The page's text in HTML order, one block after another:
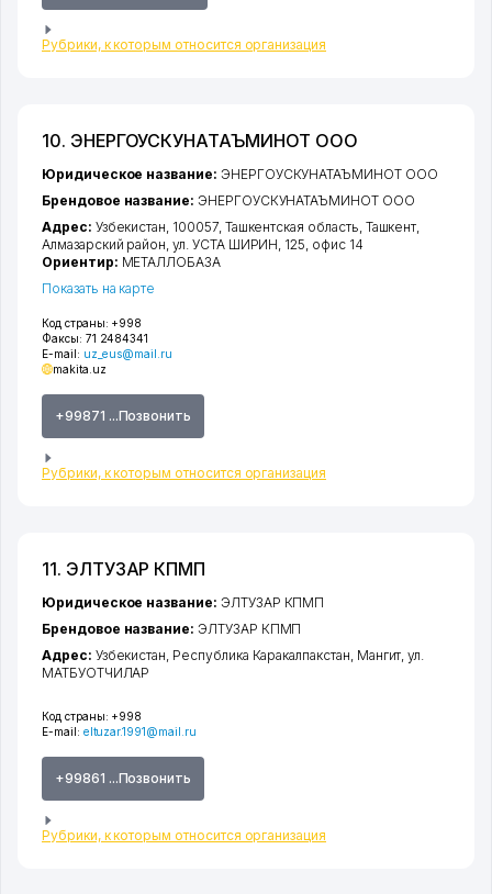
Рубрики, к которым относится организация
10. ЭНЕРГОУСКУНАТАЪМИНОТ ООО
Код страны: +998
Факсы: 71 2484341
E-mail: uz_eus@mail.ru
makita.uz
+99871 ...Позвонить
Рубрики, к которым относится организация
Юридическое название: ЭНЕРГОУСКУНАТАЪМИНОТ ООО
Брендовое название: ЭНЕРГОУСКУНАТАЪМИНОТ ООО
Адрес: Узбекистан, 100057, Ташкентская область Ташкент
Алмазарский район ,ул. УСТА ШИРИН , 125, офис 14
Ориентир: МЕТАЛЛОБАЗА
Показать на карте
11. ЭЛТУЗАР КПМП
Код страны: +998
E-mail: eltuzar.1991@mail.ru
+99861 ...Позвонить
Рубрики, к которым относится организация
Юридическое название: ЭЛТУЗАР КПМП
Брендовое название: ЭЛТУЗАР КПМП
Адрес: Узбекистан, Республика Каракалпакстан, Мангит,ул.
МАТБУОТЧИЛАР